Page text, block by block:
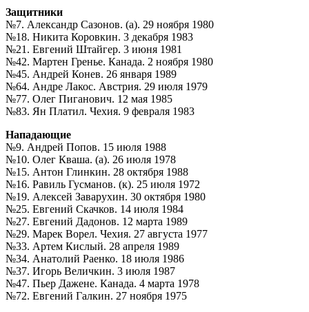
Защитники
№7. Александр Сазонов. (а). 29 ноября 1980
№18. Никита Коровкин. 3 декабря 1983
№21. Евгений Штайгер. 3 июня 1981
№42. Мартен Гренье. Канада. 2 ноября 1980
№45. Андрей Конев. 26 января 1989
№64. Андре Лакос. Австрия. 29 июля 1979
№77. Олег Пиганович. 12 мая 1985
№83. Ян Платил. Чехия. 9 февраля 1983
Нападающие
№9. Андрей Попов. 15 июля 1988
№10. Олег Кваша. (а). 26 июля 1978
№15. Антон Глинкин. 28 октября 1988
№16. Равиль Гусманов. (к). 25 июля 1972
№19. Алексей Заварухин. 30 октября 1980
№25. Евгений Скачков. 14 июля 1984
№27. Евгений Дадонов. 12 марта 1989
№29. Марек Ворел. Чехия. 27 августа 1977
№33. Артем Кислый. 28 апреля 1989
№34. Анатолий Раенко. 18 июля 1986
№37. Игорь Величкин. 3 июля 1987
№47. Пьер Дажене. Канада. 4 марта 1978
№72. Евгений Галкин. 27 ноября 1975